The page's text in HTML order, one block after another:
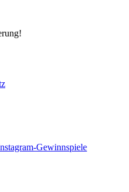
Gewinnspiele